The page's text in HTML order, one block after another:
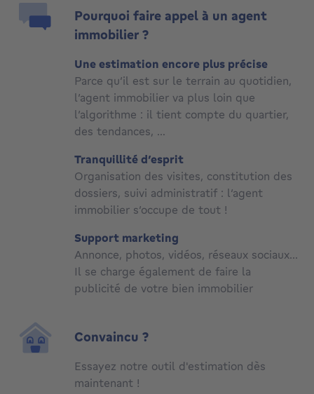
Pourquoi faire appel à un agent
immobilier ?
Une estimation encore plus précise
Parce qu’il est sur le terrain au quotidien,
l’agent immobilier va plus loin que
l’algorithme : il tient compte du quartier,
des tendances, …
Tranquillité d’esprit
Organisation des visites, constitution des
dossiers, suivi administratif : l’agent
immobilier s’occupe de tout !
Support marketing
Annonce, photos, vidéos, réseaux sociaux...
Il se charge également de faire la
publicité de votre bien immobilier
Convaincu ?
Essayez notre outil d'estimation dès
maintenant !